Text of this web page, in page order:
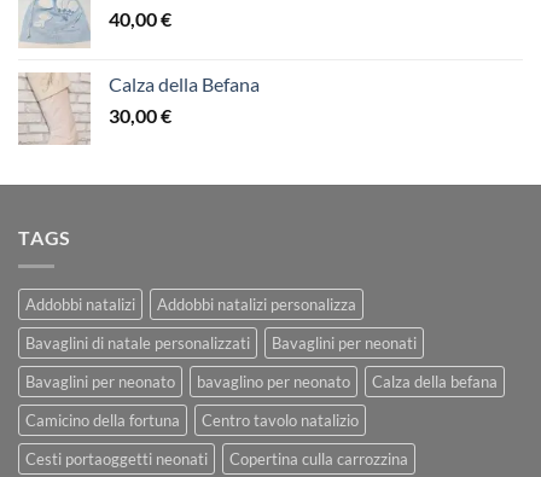
40,00€
Calza della Befana
30,00€
TAGS
Addobbi natalizi
Addobbi natalizi personalizza
Bavaglini di natale personalizzati
Bavaglini per neonati
Bavaglini per neonato
bavaglino per neonato
Calza della befana
Camicino della fortuna
Centro tavolo natalizio
Cesti portaoggetti neonati
Copertina culla carrozzina